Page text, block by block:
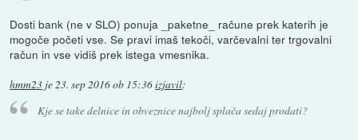
Dosti bank (ne v SLO) ponuja _paketne_ račune prek katerih je
mogoče početi vse. Se pravi imaš tekoči, varčevalni ter trgovalni
račun in vse vidiš prek istega vmesnika.
hmm23 je23. sep 2016 ob 15:36izjavil:
Kje se take delnice in obveznice najbolj splača sedaj prodati?